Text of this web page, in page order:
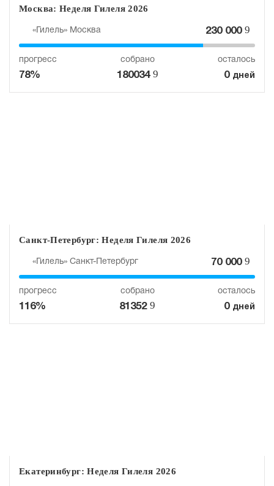
Москва: Неделя Гилеля 2026
«Гилель» Москва 230 0009
прогресс
78%
собрано
180034 9
осталось
0 дней
Санкт-Петербург: Неделя Гилеля 2026
«Гилель» Санкт-Петербург 70 0009
прогресс
116%
собрано
81352 9
осталось
0 дней
Екатеринбург: Неделя Гилеля 2026